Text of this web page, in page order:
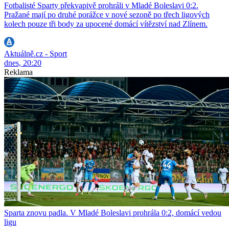
Fotbalisté Sparty překvapivě prohráli v Mladé Boleslavi 0:2.
Pražané mají po druhé porážce v nové sezoně po třech ligových
kolech pouze tři body za upocené domácí vítězství nad Zlínem.
Aktuálně.cz - Sport
dnes, 20:20
Reklama
Sparta znovu padla. V Mladé Boleslavi prohrála 0:2, domácí vedou
ligu